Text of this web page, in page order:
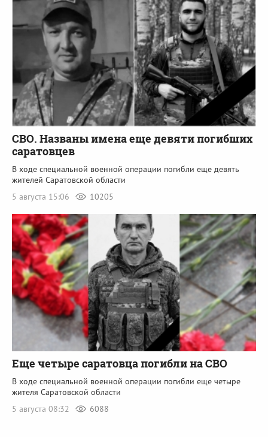
СВО. Названы имена еще девяти погибших
саратовцев
В ходе специальной военной операции погибли еще девять
жителей Саратовской области
5 августа 15:06
10205
Еще четыре саратовца погибли на СВО
В ходе специальной военной операции погибли еще четыре
жителя Саратовской области
5 августа 08:32
6088